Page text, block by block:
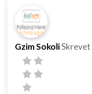
Gzim SokoliSkrevet